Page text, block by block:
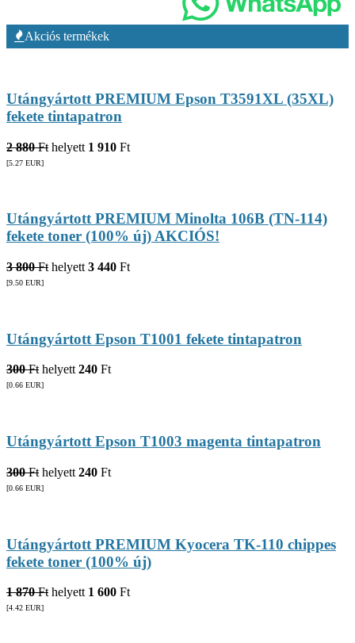
Akciós termékek
Utángyártott PREMIUM Epson T3591XL (35XL)
fekete tintapatron
2 880 Ft helyett 1 910 Ft
[5.27 EUR]
Utángyártott PREMIUM Minolta 106B (TN-114)
fekete toner (100% új) AKCIÓS!
3 800 Ft helyett 3 440 Ft
[9.50 EUR]
Utángyártott Epson T1001 fekete tintapatron
300 Fthelyett240 Ft
[0.66 EUR]
Utángyártott Epson T1003 magenta tintapatron
300 Ft helyett 240 Ft
[0.66 EUR]
Utángyártott PREMIUM Kyocera TK-110 chippes
fekete toner (100% új)
1 870 Ft helyett 1 600 Ft
[4.42 EUR]